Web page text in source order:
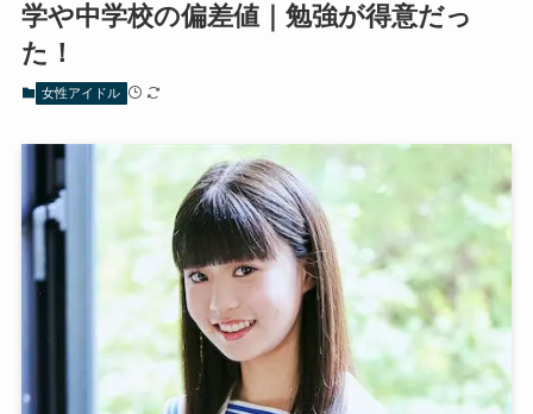
学や中学校の偏差値｜勉強が得意だっ
た！
女性アイドル